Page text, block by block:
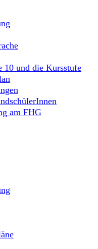
10 und die Kursstufe
am FHG